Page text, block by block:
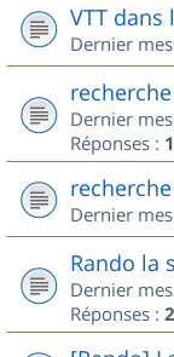
VTT dans
Dernier
Dernier
Réponses : 1
Dernier
Rando la
Dernier
Réponses : 2